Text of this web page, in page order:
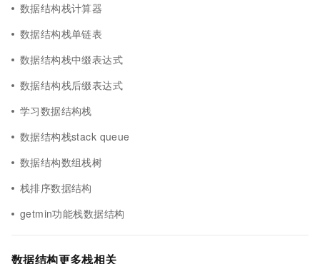
数据结构栈计算器
数据结构栈单链表
数据结构栈中缀表达式
数据结构栈后缀表达式
学习数据结构栈
数据结构栈stack queue
数据结构数组栈树
栈排序数据结构
getmin功能栈数据结构
数据结构更多栈相关